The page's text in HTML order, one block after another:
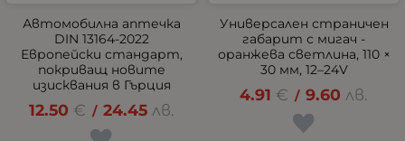
Автомобилна аптечка
DIN 13164-2022
Европейски стандарт,
покриващ новите
изисквания в Гърция
12.50 € / 24.45 лв.
Универсален страничен
габарит с мигач -
оранжева светлина, 110 ×
30 мм, 12–24V
4.91 € / 9.60 лв.